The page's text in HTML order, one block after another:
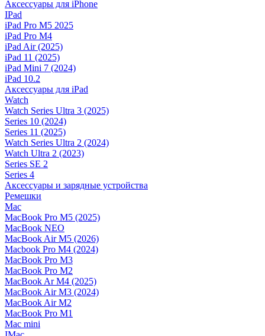
Аксессуары для iPhone
IPad
iPad Pro M5 2025
iPad Pro M4
iPad Air (2025)
iPad 11 (2025)
iPad Mini 7 (2024)
iPad 10.2
Аксессуары для iPad
Watch
Watch Series Ultra 3 (2025)
Series 10 (2024)
Series 11 (2025)
Watch Series Ultra 2 (2024)
Watch Ultra 2 (2023)
Series SE 2
Series 4
Аксессуары и зарядные устройства
Ремешки
Mac
MacBook Pro M5 (2025)
MacBook NEO
MacBook Air M5 (2026)
Macbook Pro M4 (2024)
MacBook Pro M3
MacBook Pro M2
MacBook Ar M4 (2025)
MacBook Air M3 (2024)
MacBook Air M2
MacBook Pro M1
Mac mini